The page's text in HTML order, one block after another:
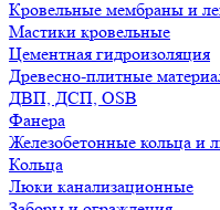
Кровельные мембраны и
Мастики кровельные
Цементная гидроизоляция
Древесно-плитные
ДВП, ДСП, OSB
Фанера
Железобетонные кольца и
Кольца
Люки канализационные